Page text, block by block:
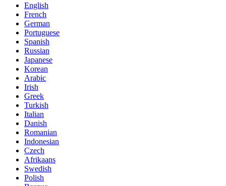
English
French
German
Portuguese
Spanish
Russian
Japanese
Korean
Arabic
Irish
Greek
Turkish
Italian
Danish
Romanian
Indonesian
Czech
Afrikaans
Swedish
Polish